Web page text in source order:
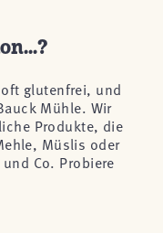
glutenfrei, und
Mühle. Wir
Produkte, die
Müslis oder
Co. Probiere